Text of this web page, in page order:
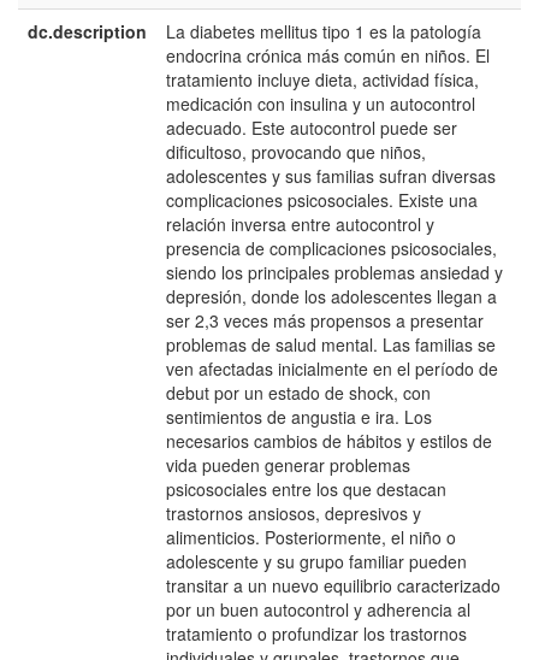
dc.description
La diabetes mellitus tipo 1 es la patología
endocrina crónica más común en niños. El
tratamiento incluye dieta, actividad física,
medicación con insulina y un autocontrol
adecuado. Este autocontrol puede ser
dificultoso, provocando que niños,
adolescentes y sus familias sufran diversas
complicaciones psicosociales. Existe una
relación inversa entre autocontrol y
presencia de complicaciones psicosociales,
siendo los principales problemas ansiedad y
depresión, donde los adolescentes llegan a
ser 2,3 veces más propensos a presentar
problemas de salud mental. Las familias se
ven afectadas inicialmente en el período de
debut por un estado de shock, con
sentimientos de angustia e ira. Los
necesarios cambios de hábitos y estilos de
vida pueden generar problemas
psicosociales entre los que destacan
trastornos ansiosos, depresivos y
alimenticios. Posteriormente, el niño o
adolescente y su grupo familiar pueden
transitar a un nuevo equilibrio caracterizado
por un buen autocontrol y adherencia al
tratamiento o profundizar los trastornos